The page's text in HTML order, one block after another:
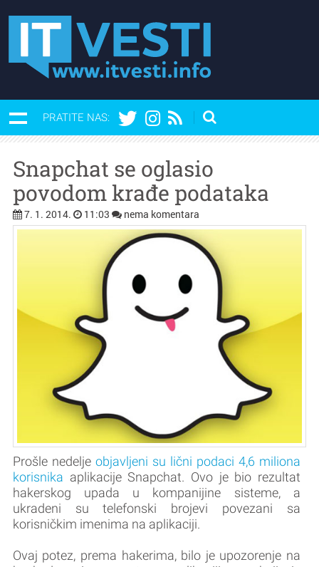
PRATITE NAS:
Snapchat se oglasio
povodom krađe podataka
7. 1. 2014. 11:03 nema komentara
Prošle nedelje objavljeni su lični podaci 4,6 miliona
korisnika aplikacije Snapchat. Ovo je bio rezultat
hakerskog upada u kompanijine sisteme, a
ukradeni su telefonski brojevi povezani sa
korisničkim imenima na aplikaciji.
Ovaj potez, prema hakerima, bilo je upozorenje na